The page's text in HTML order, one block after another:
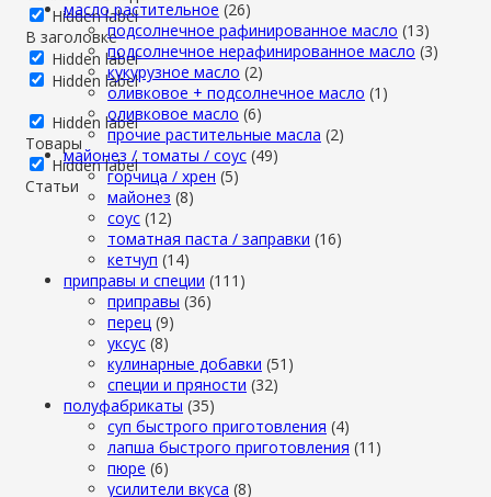
Hidden label
В заголовке
Hidden label
Hidden label
Hidden label
Товары
Hidden label
Статьи
масло растительное (26)
подсолнечное рафинированное масло (13)
подсолнечное нерафинированное масло (3)
кукурузное масло (2)
оливковое + подсолнечное масло (1)
оливковое масло (6)
прочие растительные масла (2)
майонез / томаты / соус (49)
горчица / хрен (5)
майонез (8)
соус (12)
томатная паста / заправки (16)
кетчуп (14)
приправы и специи (111)
приправы (36)
перец (9)
уксус (8)
кулинарные добавки (51)
специи и пряности (32)
полуфабрикаты (35)
суп быстрого приготовления (4)
лапша быстрого приготовления (11)
пюре (6)
усилители вкуса (8)